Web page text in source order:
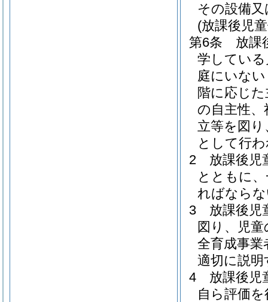
その設備
(放課後児
第6条
放課
学してい
庭にいな
階に応じ
の自主性、
立等を図
として行
2
放課後児
とともに
ればなら
3
放課後児
図り、児
全育成事業
適切に説
4
放課後児
自ら評価